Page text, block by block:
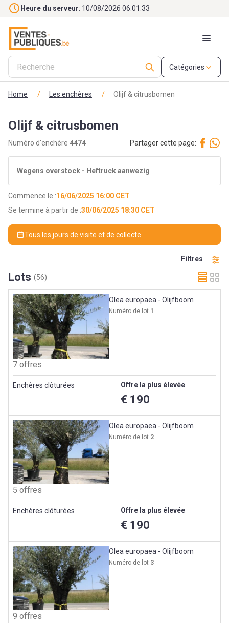
Skip to main content
Heure du serveur: 10/08/2026 06:01:35
Catégories
Home / Les enchères / Olijf & citrusbomen
Olijf & citrusbomen
Numéro d'enchère 4474 Partager cette page:
Wegens overstock - Heftruck aanwezig
Commence le :16/06/2025 16:00 CET
Se termine à partir de :30/06/2025 18:30 CET
Tous les jours de visite et de collecte
Filtres
Lots (56)
Olea europaea - Olijfboom
Numéro de lot 1
7 offres
Enchères clôturées Offre la plus élevée
€ 190
Olea europaea - Olijfboom
Numéro de lot 2
5 offres
Enchères clôturées Offre la plus élevée
€ 190
Olea europaea - Olijfboom
Numéro de lot 3
9 offres